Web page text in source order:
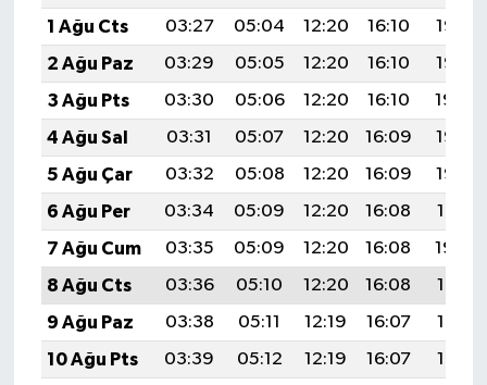
1 Ağu Cts
03:27 05:04 12:20 16:10
19:26
2 Ağu Paz
03:29 05:05 12:20 16:10
19:25
3 Ağu Pts
03:30 05:06 12:20 16:10
19:24
4 Ağu Sal
03:31 05:07 12:20 16:09
19:23
5 Ağu Çar
03:32 05:08 12:20 16:09
19:22
6 Ağu Per
03:34 05:09 12:20 16:08
19:21
7 Ağu Cum
03:35 05:09 12:20 16:08
19:20
8 Ağu Cts
03:36 05:10 12:20 16:08
19:19
9 Ağu Paz
03:38 05:11 12:19 16:07
19:18
10 Ağu Pts
03:39 05:12 12:19 16:07
19:16